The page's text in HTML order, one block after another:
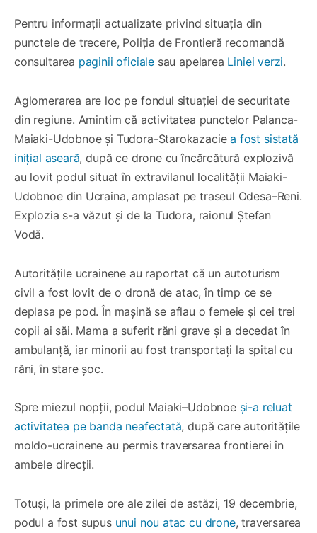
Pentru informații actualizate privind situația din
punctele de trecere, Poliția de Frontieră recomandă
consultarea paginii oficialesau apelarea Liniei verzi.
Aglomerarea are loc pe fondul situației de securitate
din regiune. Amintim că activitatea punctelor Palanca-
Maiaki-Udobnoe și Tudora-Starokazaciea fost sistată
inițial aseară, după ce drone cu încărcătură explozivă
au lovit podul situat în extravilanul localității Maiaki-
Udobnoe din Ucraina, amplasat pe traseul Odesa–Reni.
Explozia s-a văzut și de la Tudora, raionul Ștefan
Vodă.
Autoritățile ucrainene au raportat că un autoturism
civil a fost lovit de o dronă de atac, în timp ce se
deplasa pe pod. În mașină se aflau o femeie și cei trei
copii ai săi. Mama a suferit răni grave și a decedat în
ambulanță, iar minorii au fost transportați la spital cu
răni, în stare șoc.
Spre miezul nopții, podul Maiaki–Udobnoe și-a reluat
activitatea pe banda neafectată, după care autoritățile
moldo-ucrainene au permis traversarea frontierei în
ambele direcții.
Totuși, la primele ore ale zilei de astăzi, 19 decembrie,
podul a fost supus unui nou atac cu drone, traversarea